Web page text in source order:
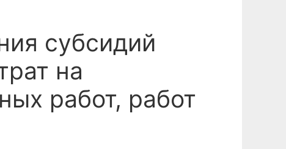
субсидий
на
работ, работ